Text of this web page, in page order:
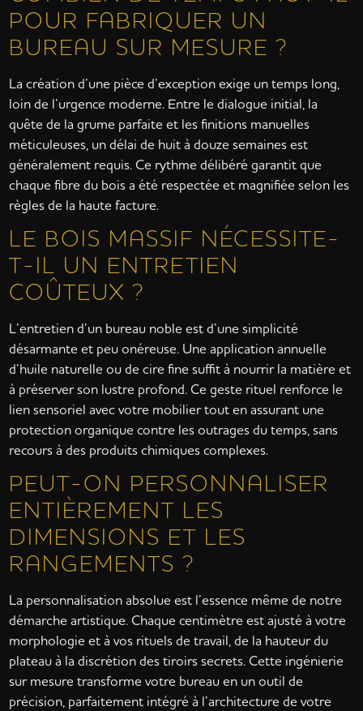
POUR FABRIQUER UN
BUREAU SUR MESURE ?
La création d’une pièce d’exception exige un temps long,
loin de l’urgence moderne. Entre le dialogue initial, la
quête de la grume parfaite et les finitions manuelles
méticuleuses, un délai de huit à douze semaines est
généralement requis. Ce rythme délibéré garantit que
chaque fibre du bois a été respectée et magnifiée selon les
règles de la haute facture.
LE BOIS MASSIF NÉCESSITE-
T-IL UN ENTRETIEN
COÛTEUX ?
L’entretien d’un bureau noble est d’une simplicité
désarmante et peu onéreuse. Une application annuelle
d’huile naturelle ou de cire fine suffit à nourrir la matière et
à préserver son lustre profond. Ce geste rituel renforce le
lien sensoriel avec votre mobilier tout en assurant une
protection organique contre les outrages du temps, sans
recours à des produits chimiques complexes.
PEUT-ON PERSONNALISER
ENTIÈREMENT LES
DIMENSIONS ET LES
RANGEMENTS ?
La personnalisation absolue est l’essence même de notre
démarche artistique. Chaque centimètre est ajusté à votre
morphologie et à vos rituels de travail, de la hauteur du
plateau à la discrétion des tiroirs secrets. Cette ingénierie
sur mesure transforme votre bureau en un outil de
précision, parfaitement intégré à l’architecture de votre